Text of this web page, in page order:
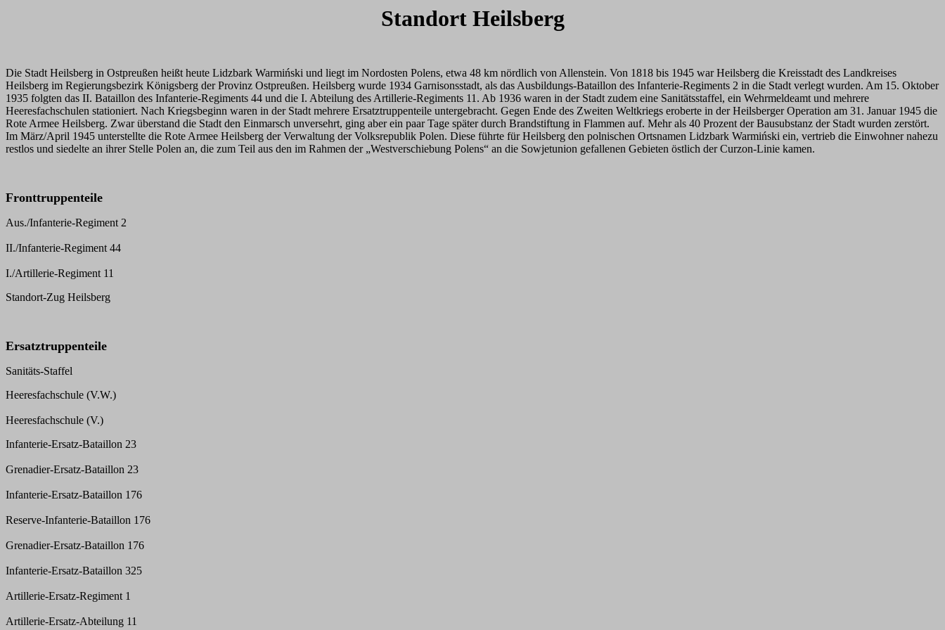
Standort Heilsberg
Die Stadt Heilsberg in Ostpreußen heißt heute Lidzbark Warmiński und liegt im Nordosten Polens, etwa 48 km nördlich von Allenstein. Von 1818 bis 1945 war Heilsberg die Kreisstadt des Landkreises
Heilsberg im Regierungsbezirk Königsberg der Provinz Ostpreußen. Heilsberg wurde 1934 Garnisonsstadt, als das Ausbildungs-Bataillon des Infanterie-Regiments 2 in die Stadt verlegt wurden. Am 15. Oktober
1935 folgten das II. Bataillon des Infanterie-Regiments 44 und die I. Abteilung des Artillerie-Regiments 11. Ab 1936 waren in der Stadt zudem eine Sanitätsstaffel, ein Wehrmeldeamt und mehrere
Heeresfachschulen stationiert. Nach Kriegsbeginn waren in der Stadt mehrere Ersatztruppenteile untergebracht. Gegen Ende des Zweiten Weltkriegs eroberte in der Heilsberger Operation am 31. Januar 1945 die
Rote Armee Heilsberg. Zwar überstand die Stadt den Einmarsch unversehrt, ging aber ein paar Tage später durch Brandstiftung in Flammen auf. Mehr als 40 Prozent der Bausubstanz der Stadt wurden zerstört.
Im März/April 1945 unterstellte die Rote Armee Heilsberg der Verwaltung der Volksrepublik Polen. Diese führte für Heilsberg den polnischen Ortsnamen Lidzbark Warmiński ein, vertrieb die Einwohner nahezu
restlos und siedelte an ihrer Stelle Polen an, die zum Teil aus den im Rahmen der „Westverschiebung Polens“ an die Sowjetunion gefallenen Gebieten östlich der Curzon-Linie kamen.
Fronttruppenteile
Aus./Infanterie-Regiment 2
II./Infanterie-Regiment 44
I./Artillerie-Regiment 11
Standort-Zug Heilsberg
Ersatztruppenteile
Sanitäts-Staffel
Heeresfachschule (V.W.)
Heeresfachschule (V.)
Infanterie-Ersatz-Bataillon 23
Grenadier-Ersatz-Bataillon 23
Infanterie-Ersatz-Bataillon 176
Reserve-Infanterie-Bataillon 176
Grenadier-Ersatz-Bataillon 176
Infanterie-Ersatz-Bataillon 325
Artillerie-Ersatz-Regiment 1
Artillerie-Ersatz-Abteilung 11